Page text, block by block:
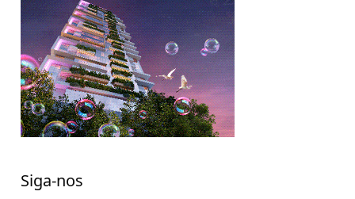
Siga-nos